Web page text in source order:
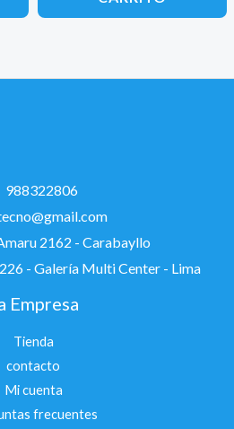
S/ 700.00.
S/ 449.00.
988322806
2162 - Carabayllo
- Galería Multi Center - Lima
Empresa
Tienda
contacto
Mi cuenta
frecuentes